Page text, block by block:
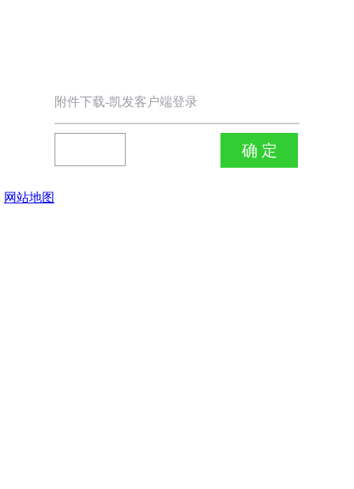
附件下载-凯发客户端登录
网站地图